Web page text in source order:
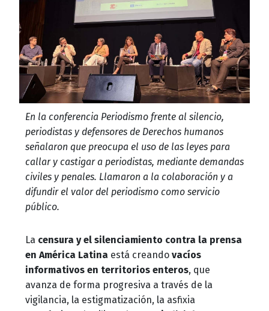
En la conferencia Periodismo frente al silencio,
periodistas y defensores de Derechos humanos
señalaron que preocupa el uso de las leyes para
callar y castigar a periodistas, mediante demandas
civiles y penales. Llamaron a la colaboración y a
difundir el valor del periodismo como servicio
público.
La censura y el silenciamiento contra la prensa
en América Latina está creando vacíos
informativos en territorios enteros, que
avanza de forma progresiva a través de la
vigilancia, la estigmatización, la asfixia